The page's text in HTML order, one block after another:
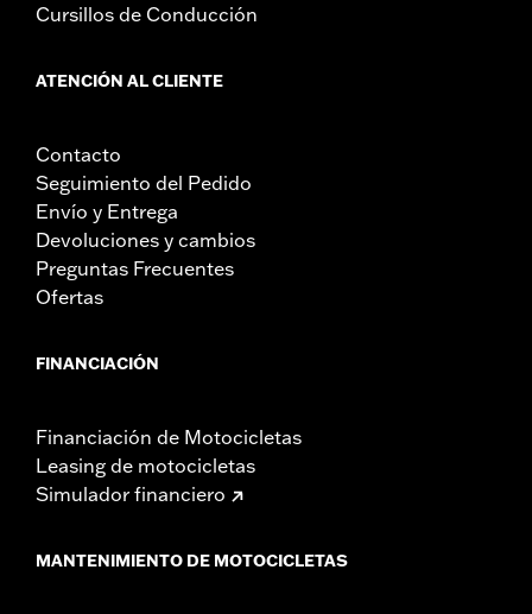
Cursillos de Conducción
ATENCIÓN AL CLIENTE
Contacto
Seguimiento del Pedido
Envío y Entrega
Devoluciones y cambios
Preguntas Frecuentes
Ofertas
FINANCIACIÓN
Financiación de Motocicletas
Leasing de motocicletas
Simulador financiero
MANTENIMIENTO DE MOTOCICLETAS